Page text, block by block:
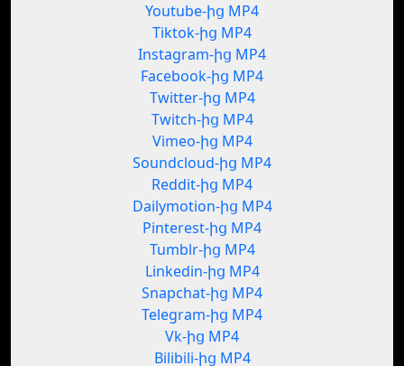
Youtube-ից MP4
Tiktok-ից MP4
Instagram-ից MP4
Facebook-ից MP4
Twitter-ից MP4
Twitch-ից MP4
Vimeo-ից MP4
Soundcloud-ից MP4
Reddit-ից MP4
Dailymotion-ից MP4
Pinterest-ից MP4
Tumblr-ից MP4
Linkedin-ից MP4
Snapchat-ից MP4
Telegram-ից MP4
Vk-ից MP4
Bilibili-ից MP4